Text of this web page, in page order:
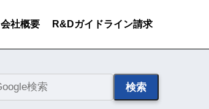
会社概要 R&Dガイドライン請求
検索